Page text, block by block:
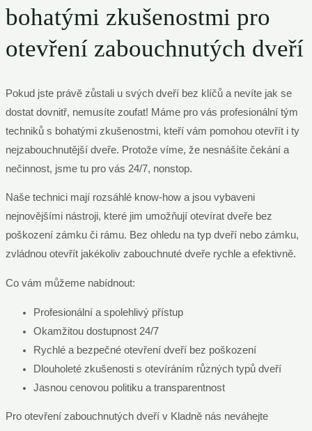
bohatými zkušenostmi pro
otevření zabouchnutých dveří
Pokud jste právě zůstali u svých dveří bez klíčů a nevíte jak se
dostat dovnitř, nemusíte zoufat! Máme pro vás profesionální tým
techniků s bohatými zkušenostmi, kteří vám pomohou otevřít i ty
nejzabouchnutější dveře. Protože víme, že nesnášíte čekání a
nečinnost, jsme tu pro vás 24/7, nonstop.
Naše technici mají rozsáhlé know-how a jsou vybaveni
nejnovějšími nástroji, které jim umožňují otevírat dveře bez
poškození zámku či rámu. Bez ohledu na typ dveří nebo zámku,
zvládnou otevřít jakékoliv zabouchnuté dveře rychle a efektivně.
Co vám můžeme nabídnout:
Profesionální a spolehlivý přístup
Okamžitou dostupnost 24/7
Rychlé a bezpečné otevření dveří bez poškození
Dlouholeté zkušenosti s otevíráním různých typů dveří
Jasnou cenovou politiku a transparentnost
Pro otevření zabouchnutých dveří v Kladně nás neváhejte